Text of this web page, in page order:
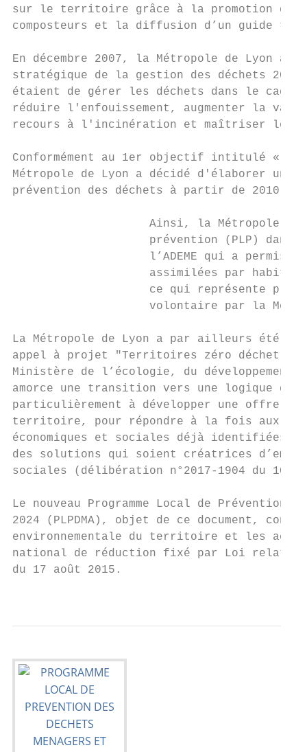
sur le territoire grâce à la promotion de
composteurs et la diffusion d’un guide
En décembre 2007, la Métropole de Lyon a
stratégique de la gestion des déchets
étaient de gérer les déchets dans le cadre
réduire l'enfouissement, augmenter la
recours à l'incinération et maîtriser les
Conformément au 1er objectif intitulé «
Métropole de Lyon a décidé d'élaborer un
prévention des déchets à partir de 2010.
Ainsi, la Métropole
prévention (PLP) dans
l’ADEME qui a permis
assimilées par
ce qui représente
volontaire par la
La Métropole de Lyon a par ailleurs été
appel à projet "Territoires zéro déchet,
Ministère de l’écologie, du
amorce une transition vers une logique
particulièrement à développer une offre
territoire, pour répondre à la fois aux
économiques et sociales déjà identifiées
des solutions qui soient créatrices
sociales (délibération n°2017-1904 du 10
Le nouveau Programme Local de Prévention
2024 (PLPDMA), objet de ce document,
environnementale du territoire et les
national de réduction fixé par Loi relative
du 17 août 2015.